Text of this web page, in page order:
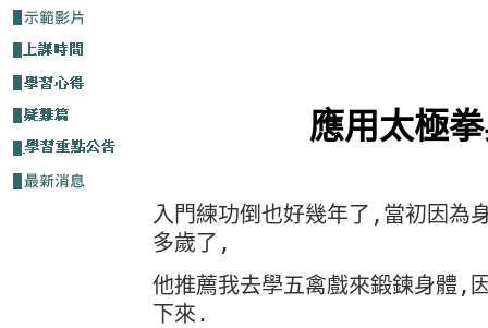
應用太極
入門練功倒也好幾年了,當初因為
多歲了,
他推薦我去學五禽戲來鍛鍊身體,
下來.